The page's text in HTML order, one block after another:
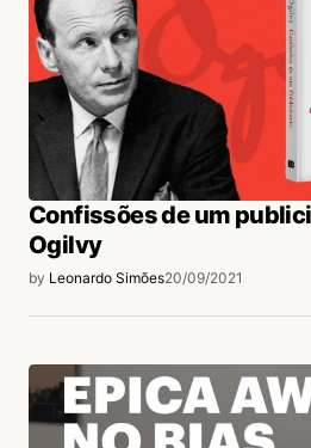
Confissões de um
Ogilvy
by Leonardo Simões20/09/2021